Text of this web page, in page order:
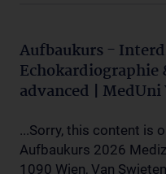
Aufbaukurs -
advanced | MedUni
...Sorry, this content is
Aufbaukurs 2026
1090 Wien, Van